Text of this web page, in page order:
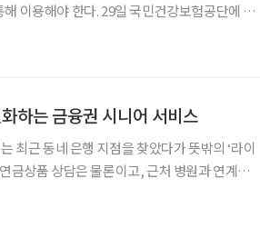
국민건강보험공단에 따
하는 금융권 시니어 서비스
최근 동네 은행 지점을 찾았다가 뜻밖의 ‘라이
금상품 상담은 물론이고, 근처 병원과 연계된